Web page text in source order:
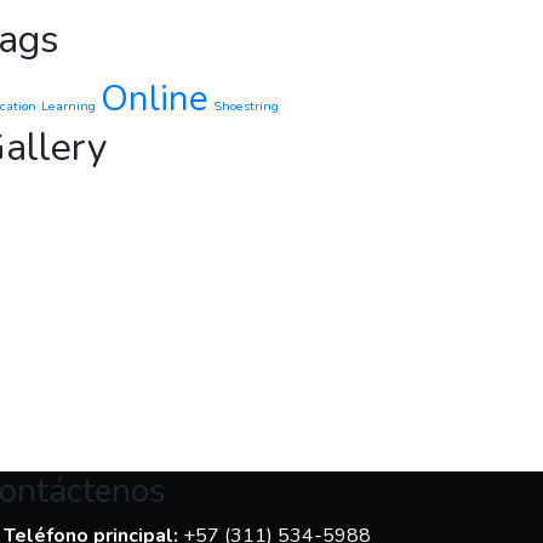
Learning Online Shoestring
Teléfono principal: +57 (311) 534-5988